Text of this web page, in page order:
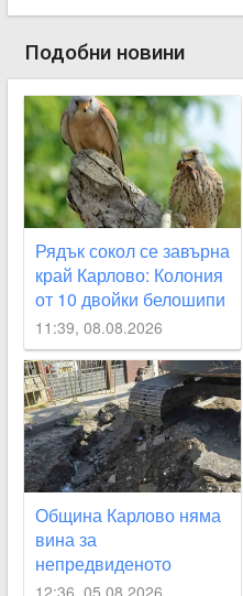
Подобни новини
Рядък сокол се завърна
край Карлово: Колония
от 10 двойки белошипи
ветрушки вече гнезди
край Климент
11:39, 08.08.2026
Община Карлово няма
вина за
непредвиденото
спиране на водата, но